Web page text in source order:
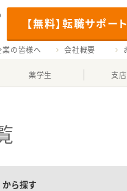
【無料】転職サポー
業の皆様へ 会社概要
薬学生 支
から探す